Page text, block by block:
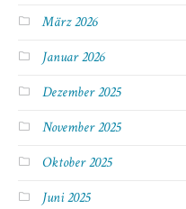
März 2026
Januar 2026
Dezember 2025
November 2025
Oktober 2025
Juni 2025